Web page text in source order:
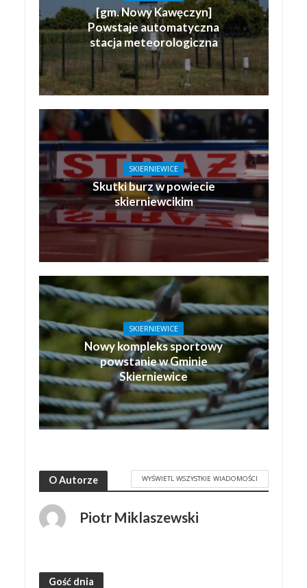
[gm. Nowy Kawęczyn]
Powstaje automatyczna
stacja meteorologiczna
SKIERNIEWICE
Skutki burz w powiecie
skierniewcikim
SKIERNIEWICE
Nowy kompleks sportowy
powstanie w Gminie
Skierniewice
O Autorze WYŚWIETL WSZYSTKIE WIADOMOŚCI
Piotr Miklaszewski
Gość dnia